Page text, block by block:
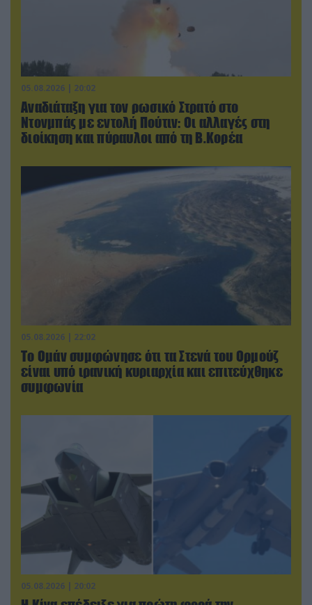
05.08.2026 | 20:02
Αναδιάταξη για τον ρωσικό Στρατό στο
Ντονμπάς με εντολή Πούτιν: Οι αλλαγές στη
διοίκηση και πύραυλοι από τη Β.Κορέα
05.08.2026 | 22:02
Το Ομάν συμφώνησε ότι τα Στενά του Ορμούζ
είναι υπό ιρανική κυριαρχία και επιτεύχθηκε
συμφωνία
05.08.2026 | 20:02